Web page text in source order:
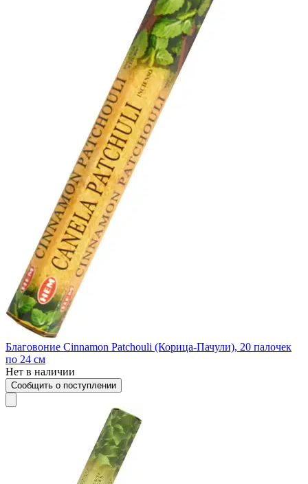
Благовоние Cinnamon Patchouli (Корица-Пачули), 20 палочек
по 24 см
Нет в наличии
Сообщить о поступлении